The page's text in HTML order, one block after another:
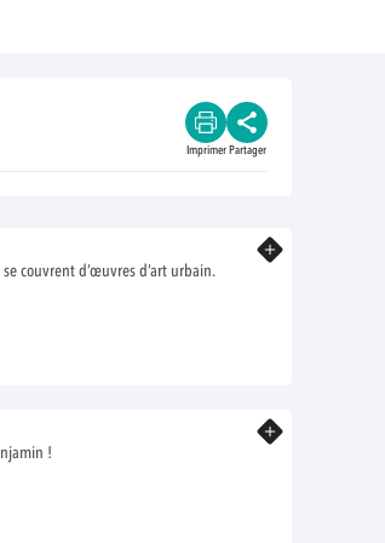
Imprimer Partager
couvrent d’œuvres d’art urbain.
!